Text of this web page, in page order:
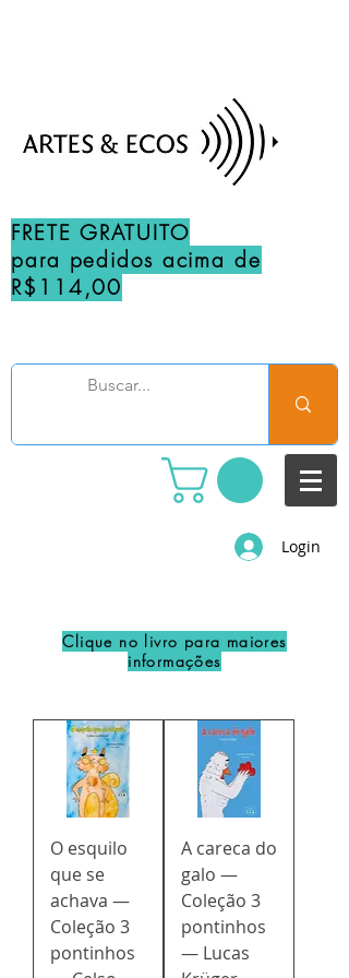
FRETE GRATUITO
para pedidos acima de
R$114,00
Login
Clique no livro para maiores
informações
O esquilo
que se
achava —
Coleção 3
pontinhos
A careca do
galo —
Coleção 3
pontinhos
— Lucas